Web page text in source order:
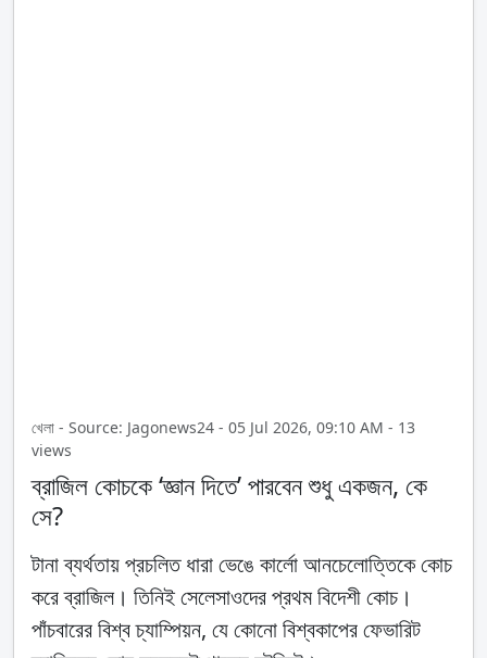
খেলা - Source: Jagonews24 - 05 Jul 2026, 09:10 AM - 13
views
ব্রাজিল কোচকে ‘জ্ঞান দিতে’ পারবেন শুধু একজন, কে
সে?
টানা ব্যর্থতায় প্রচলিত ধারা ভেঙে কার্লো আনচেলোত্তিকে কোচ
করে ব্রাজিল। তিনিই সেলেসাওদের প্রথম বিদেশী কোচ।
পাঁচবারের বিশ্ব চ্যাম্পিয়ন, যে কোনো বিশ্বকাপের ফেভারিট